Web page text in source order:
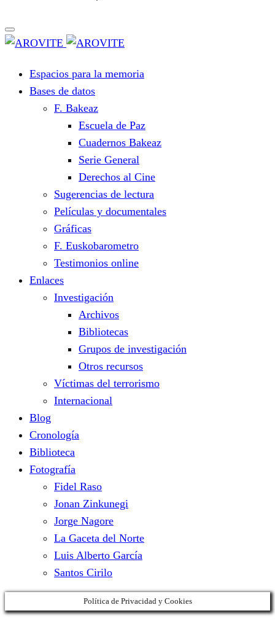
Espacios para la memoria
Bases de datos
F. Bakeaz
Escuela de Paz
Cuadernos Bakeaz
Serie General
Derechos al Cine
Sugerencias de lectura
Películas y documentales
Gráficas
F. Euskobarometro
Testimonios online
Enlaces
Investigación
Archivos
Bibliotecas
Grupos de investigación
Otros recursos
Víctimas del terrorismo
Internacional
Blog
Cronología
Biblioteca
Fotografía
Fidel Raso
Jonan Zinkunegi
Jorge Nagore
La Gaceta del Norte
Luis Alberto García
Santos Cirilo
Política de Privacidad y Cookies